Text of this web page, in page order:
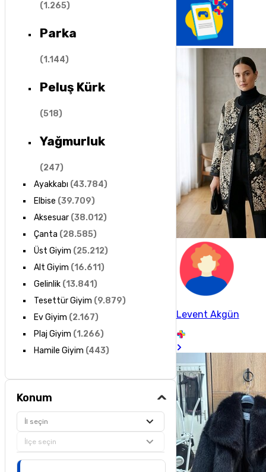
(1.265)
Parka
(1.144)
Peluş Kürk
(518)
Yağmurluk
(247)
Ayakkabı (43.784)
Elbise (39.709)
Aksesuar(38.012)
Çanta (28.585)
Üst Giyim (25.212)
Alt Giyim (16.611)
Gelinlik(13.841)
Tesettür Giyim (9.879)
Ev Giyim (2.167)
Plaj Giyim (1.266)
Hamile Giyim (443)
Konum
İl seçin
İlçe seçin
Levent Akgün